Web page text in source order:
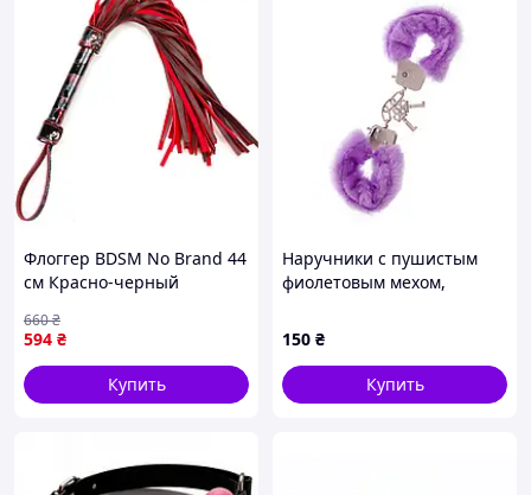
Флоггер BDSM No Brand 44
см Красно-черный
594 ₴
660₴
Купить
Наручники с пушистым
фиолетовым мехом,
150 ₴
Купить